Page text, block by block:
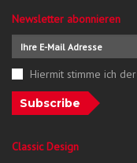
Newsletter abonnieren
Hiermit stimme ich der
Subscribe
Classic Design